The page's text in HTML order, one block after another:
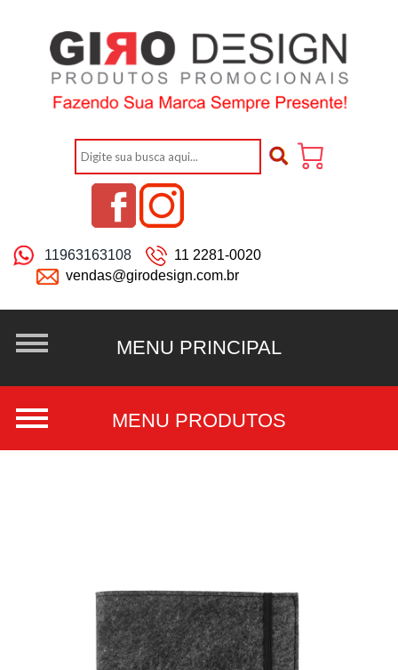
11963163108
11 2281-0020
vendas@girodesign.com.br